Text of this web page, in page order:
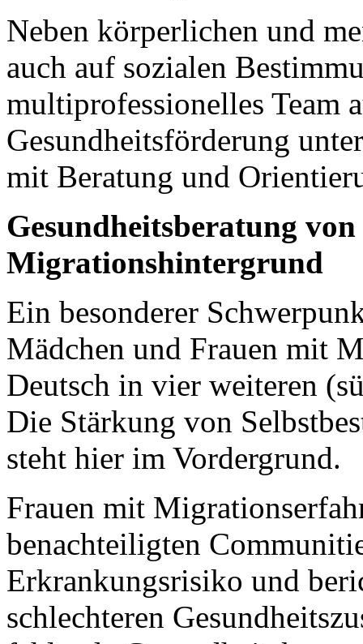
Neben körperlichen und
auch auf sozialen
multiprofessionelles Team
Gesundheitsförderung
mit Beratung und
Gesundheitsberatung
Migrationshintergrund
Ein besonderer
Mädchen und Frauen mit
Deutsch in vier weiteren
Die Stärkung von
steht hier im Vordergrund.
Frauen mit
benachteiligten
Erkrankungsrisiko und
schlechteren